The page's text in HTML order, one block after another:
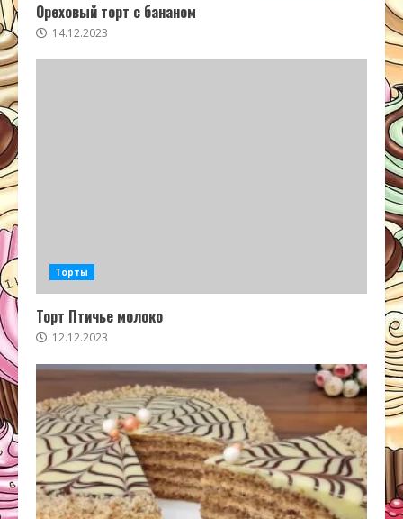
Ореховый торт с бананом
14.12.2023
Торты
Торт Птичье молоко
12.12.2023